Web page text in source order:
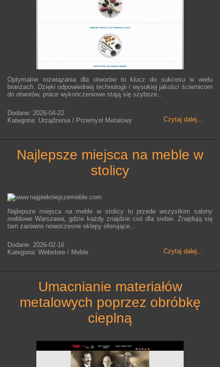
Optymalne rozwiązania dla otworów to klucz do sukcesu w wielu
branżach. Dzięki odpowiedniej technologii i wysokiej jakości ściernicom
do otworów, prace wykończeniowe stają się szybsze...
Czytaj dalej...
Dodane: 2026-04-22
Kategoria: Urządzenia / Przemysł Metalowy
najlepsze miejsca na meble w
stolicy
Najlepsze miejsca na meble w stolicy to przede wszystkim salony
meblowe Warszawa, gdzie każdy znajdzie coś dla siebie. Znajdują się
tam zarówno nowoczesne sklepy oferujące...
Czytaj dalej...
Dodane: 2026-02-16
Kategoria: Webstore / Meble
umacnianie materiałów
metalowych poprzez obróbkę
cieplną